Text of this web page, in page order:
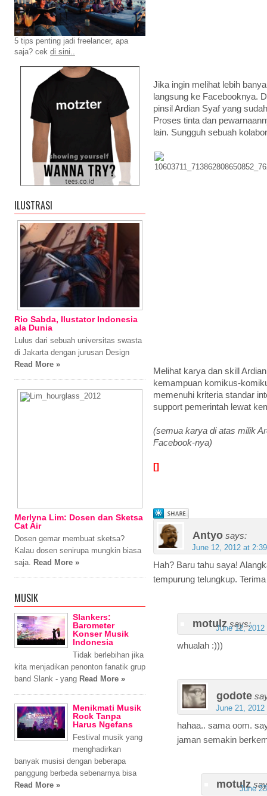
Jika ingin melihat lebih
langsung ke Facebooknya.
pinsil Ardian Syaf yang
Proses tinta dan
lain. Sungguh sebuah
Melihat karya dan skill
kemampuan komikus-
memenuhi kriteria standar
support pemerintah lewat
(semua karya di atas milik
Facebook-nya)
[]
Antyo says:
June 12, 2012 at
Hah? Baru tahu saya!
tempurung telungkup.
motulz says:
June 12,
whualah :)))
godote
June 21,
hahaa.. sama oom.
jaman semakin
motulz
June
5 tips penting jadi freelancer, apa
saja? cek di sini..
ILUSTRASI
Rio Sabda, Ilustator Indonesia
ala Dunia
Lulus dari sebuah universitas swasta
di Jakarta dengan jurusan Design
Read More »
Merlyna Lim: Dosen dan Sketsa
Cat Air
Dosen gemar membuat sketsa?
Kalau dosen senirupa mungkin biasa
saja. Read More »
MUSIK
Slankers:
Barometer
Konser Musik
Indonesia
Tidak berlebihan jika
kita menjadikan penonton fanatik grup
band Slank - yang Read More »
Menikmati Musik
Rock Tanpa
Harus Ngefans
Festival musik yang
menghadirkan
banyak musisi dengan beberapa
panggung berbeda sebenarnya bisa
Read More »